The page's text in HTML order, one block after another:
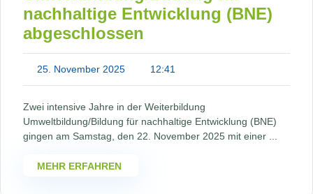
nachhaltige Entwicklung (BNE)
abgeschlossen
25. November 2025 12:41
Zwei intensive Jahre in der Weiterbildung
Umweltbildung/Bildung für nachhaltige Entwicklung (BNE)
gingen am Samstag, den 22. November 2025 mit einer ...
MEHR ERFAHREN